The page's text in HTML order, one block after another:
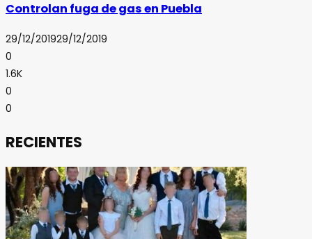
Controlan fuga de gas en Puebla
29/12/201929/12/2019
0
1.6K
0
0
RECIENTES